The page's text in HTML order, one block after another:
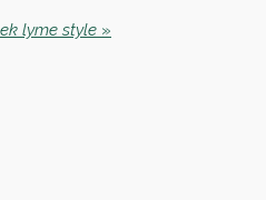
lyme style »